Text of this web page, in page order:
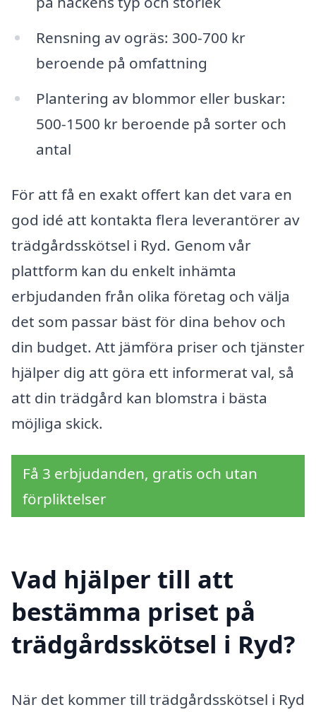
Rensning av ogräs: 300-700 kr
beroende på omfattning
Plantering av blommor eller buskar:
500-1500 kr beroende på sorter och
antal
För att få en exakt offert kan det vara en
god idé att kontakta flera leverantörer av
trädgårdsskötsel i Ryd. Genom vår
plattform kan du enkelt inhämta
erbjudanden från olika företag och välja
det som passar bäst för dina behov och
din budget. Att jämföra priser och tjänster
hjälper dig att göra ett informerat val, så
att din trädgård kan blomstra i bästa
möjliga skick.
Få 3 erbjudanden, gratis och utan
förpliktelser
Vad hjälper till att
bestämma priset på
trädgårdsskötsel i Ryd?
När det kommer till trädgårdsskötsel i Ryd